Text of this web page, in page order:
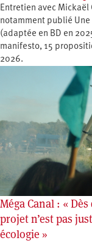
Entretien avec
notamment publié
(adaptée en BD en
manifesto, 15
2026.
Méga Canal : «
projet n’est pas
écologie »